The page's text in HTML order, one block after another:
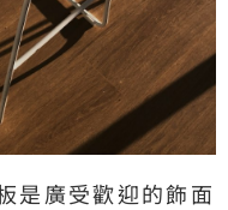
是廣受歡迎的飾面